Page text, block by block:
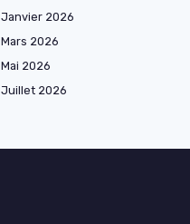
Janvier 2026
Mars 2026
Mai 2026
Juillet 2026